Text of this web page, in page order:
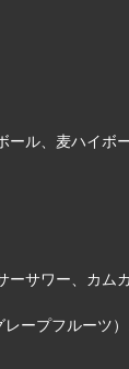
ル、麦ハイボ
サワー、カム
ープフルーツ